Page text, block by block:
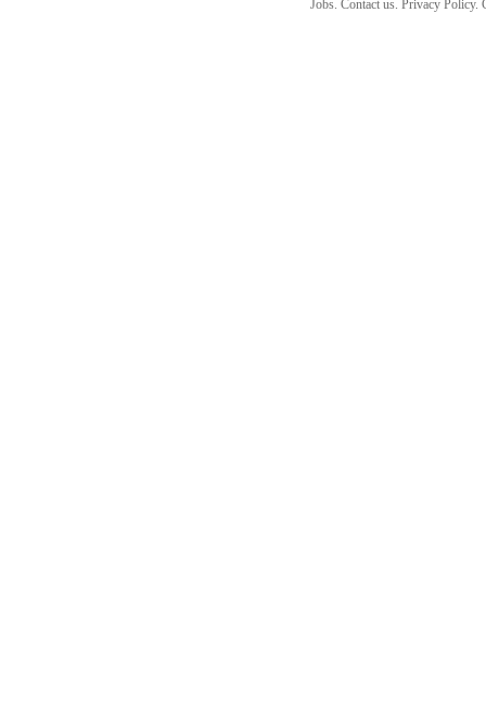
Jobs. Contact us. Privacy